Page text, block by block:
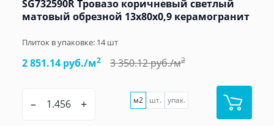
SG732590R Тровазо коричневый светлый
матовый обрезной 13x80x0,9 керамогранит
Плиток в упаковке: 14шт
2 851.14 руб./м2 3 350.12 руб./м2
– + м2 шт. упак.